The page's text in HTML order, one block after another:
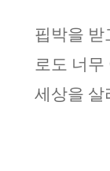
핍박을 받
로도 너무
세상을 살